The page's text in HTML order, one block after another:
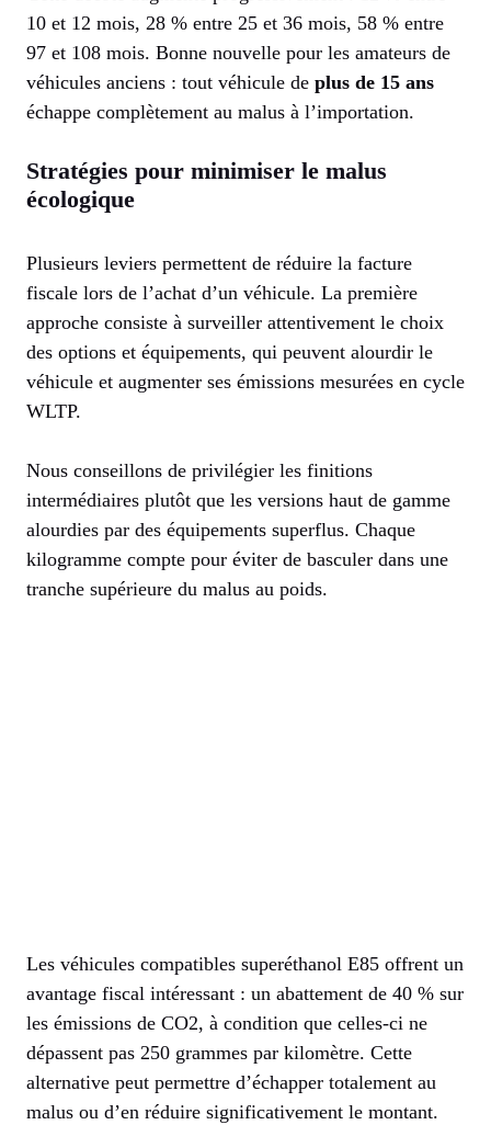
10 et 12 mois, 28 % entre 25 et 36 mois, 58 % entre
97 et 108 mois. Bonne nouvelle pour les amateurs de
véhicules anciens : tout véhicule de plus de 15 ans
échappe complètement au malus à l’importation.
Stratégies pour minimiser le malus
écologique
Plusieurs leviers permettent de réduire la facture
fiscale lors de l’achat d’un véhicule. La première
approche consiste à surveiller attentivement le choix
des options et équipements, qui peuvent alourdir le
véhicule et augmenter ses émissions mesurées en cycle
WLTP.
Nous conseillons de privilégier les finitions
intermédiaires plutôt que les versions haut de gamme
alourdies par des équipements superflus. Chaque
kilogramme compte pour éviter de basculer dans une
tranche supérieure du malus au poids.
Les véhicules compatibles superéthanol E85 offrent un
avantage fiscal intéressant : un abattement de 40 % sur
les émissions de CO2, à condition que celles-ci ne
dépassent pas 250 grammes par kilomètre. Cette
alternative peut permettre d’échapper totalement au
malus ou d’en réduire significativement le montant.